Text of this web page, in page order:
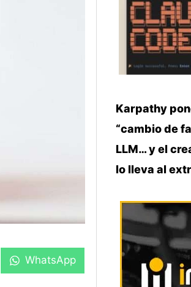
en
WhatsApp
en
Karpathy
“cambio de
LLM… y el
lo lleva al